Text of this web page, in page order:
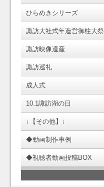
ひらめきシリーズ
諏訪大社式年造営御柱大祭
諏訪映像遺産
諏訪巡礼
成人式
10.1諏訪湖の日
↓【その他】↓
◆動画制作事例
◆視聴者動画投稿BOX